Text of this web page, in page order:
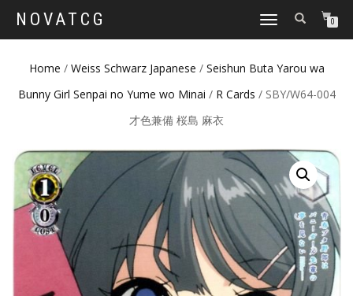
NOVATCG
TOGGLE
0
Home / Weiss Schwarz Japanese / Seishun Buta Yarou wa
Bunny Girl Senpai no Yume wo Minai / R Cards / SBY/W64-004
才色兼備 桜島 麻衣